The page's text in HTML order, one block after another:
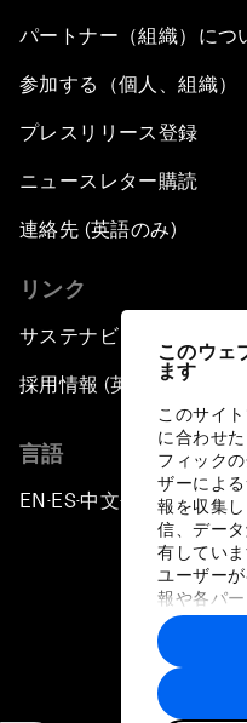
このウェ
ます
このサイ
に合わせ
フィック
ザーによ
報を収集
信、デー
有してい
ユーザー
報や各パ
に収集さ
トナーに
す。
パートナー（組織）につ
参加する（個人、組織）
プレスリリース登録
ニュースレター購読
連絡先 (英語のみ)
リンク
サステナビリティへの取
採用情報 (英語のみ)
言語
EN ▪ES▪中文▪ 日本語
プライバシ
サ